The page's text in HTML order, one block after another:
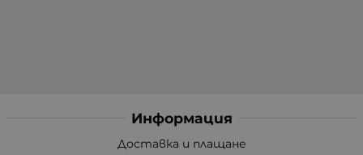
Информация
Доставка и плащане